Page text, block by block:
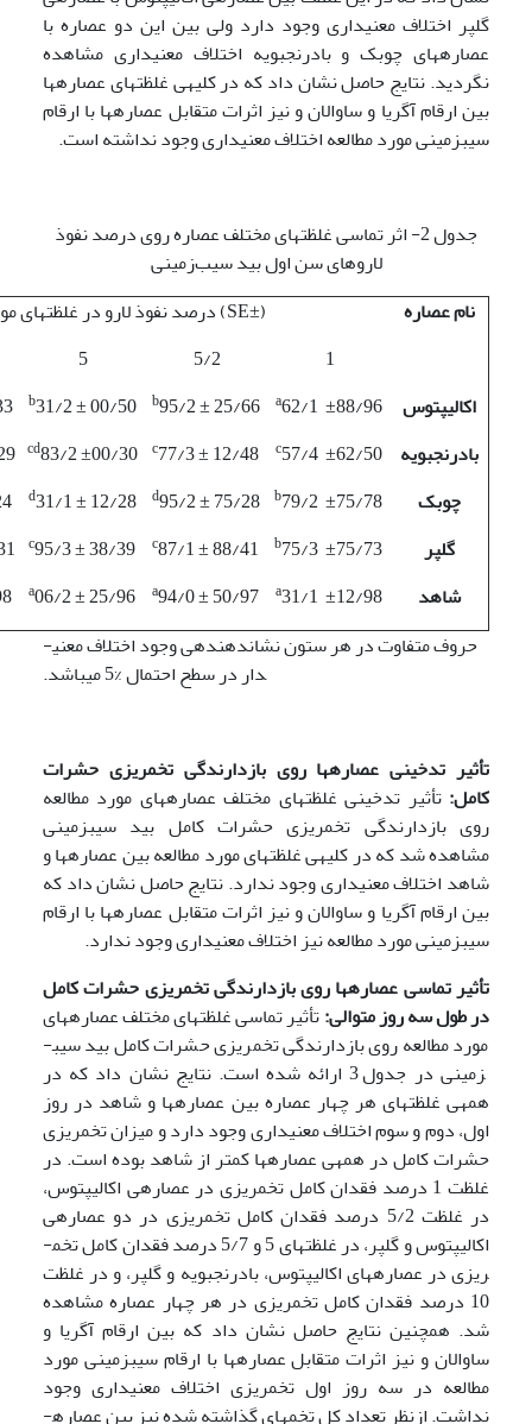
گلپر اختلاف معنی­داری وجود دارد ولی بین این دو عصاره با
عصاره­های چوبک و بادرنجبویه اختلاف معنی­داری مشاهده
نگردید. نتایج حاصل نشان داد که در کلیه­ی غلظت­های عصاره­ها
بین ارقام آگریا و ساوالان و نیز اثرات متقابل عصاره­ها با ارقام
سیب­زمینی مورد مطالعه اختلاف معنی­داری وجود نداشته است.
جدول 2- اثر تماسی غلظت­های مختلف عصاره روی درصد نفوذ
لاروهای سن اول بید سیب‌زمینی
نام عصاره
(±SE) درصد نفوذ لارو در غلظت­های مورد بررسی (%)
1
5/2
5
اکالیپتوس
a
62/1 ±88/96
b
95/2 ± 25/66
b
31/2 ± 00/50
b
بادرنجبویه
c
57/4 ±62/50
77/3 ± 12/48
cd
83/2 ±00/30
چوبک
79/2 ±75/78
d
95/2 ± 75/28
d
31/1 ± 12/28
گلپر
75/3 ±75/73
87/1 ± 88/41
95/3 ± 38/39
شاهد
a
31/1 ±12/98
94/0 ± 50/97
06/2 ± 25/96
حروف متفاوت در هر ستون نشان­دهنده­ی وجود اختلاف معنی­
دار در سطح احتمال %5 می­باشد.
تأثیر تدخینی عصاره­ها روی بازدارندگی تخم­ریزی حشرات
کامل:تأثیر تدخینی غلظت­های مختلف عصاره­های مورد مطالعه
روی بازدارندگی تخم­ریزی حشرات کامل بید سیب­زمینی
مشاهده شد که در کلیه­ی غلظت­های مورد مطالعه بین عصاره­ها و
شاهد اختلاف معنی­داری وجود ندارد. نتایج حاصل نشان داد که
بین ارقام آگریا و ساوالان و نیز اثرات متقابل عصاره­ها با ارقام
سیب­زمینی مورد مطالعه نیز اختلاف معنی­داری وجود ندارد.
تأثیر تماسی عصاره­ها روی بازدارندگی تخم­ریزی حشرات کامل
در طول سه روز متوالی:تأثیر تماسی غلظت­های مختلف عصاره­های
مورد مطالعه روی بازدارندگی تخم­ریزی حشرات کامل بید سیب­
زمینی در جدول 3 ارائه شده است. نتایج نشان داد که در
همه­ی غلظت­های هر چهار عصاره بین عصاره­ها و شاهد در روز
اول، دوم و سوم اختلاف معنی­داری وجود دارد و میزان تخم­ریزی
حشرات کامل در همه­ی عصاره­ها کمتر از شاهد بوده است. در
غلظت 1 درصد فقدان کامل تخم­ریزی در عصاره­ی اکالیپتوس،
در غلظت 5/2 درصد فقدان کامل تخم­ریزی در دو عصاره­ی
اکالیپتوس و گلپر، در غلظت­های 5 و 5/7 درصد فقدان کامل تخم­
ریزی در عصاره­های اکالیپتوس، بادرنجبویه و گلپر، و در غلظت
10 درصد فقدان کامل تخم­ریزی در هر چهار عصاره مشاهده
شد. همچنین نتایج حاصل نشان داد که بین ارقام آگریا و
ساوالان و نیز اثرات متقابل عصاره­ها با ارقام سیب­زمینی مورد
مطالعه در سه روز اول تخم­ریزی اختلاف معنی­داری وجود
نداشت. ازنظر تعداد کل تخم­های گذاشته شده نیز بین عصاره­